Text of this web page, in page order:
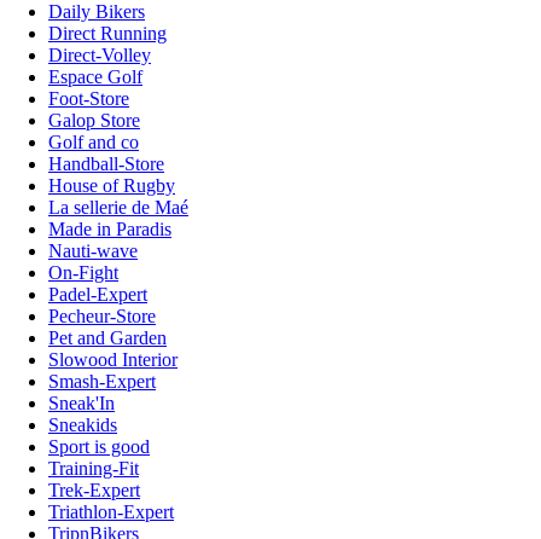
Daily Bikers
Direct Running
Direct-Volley
Espace Golf
Foot-Store
Galop Store
Golf and co
Handball-Store
House of Rugby
La sellerie de Maé
Made in Paradis
Nauti-wave
On-Fight
Padel-Expert
Pecheur-Store
Pet and Garden
Slowood Interior
Smash-Expert
Sneak'In
Sneakids
Sport is good
Training-Fit
Trek-Expert
Triathlon-Expert
TripnBikers